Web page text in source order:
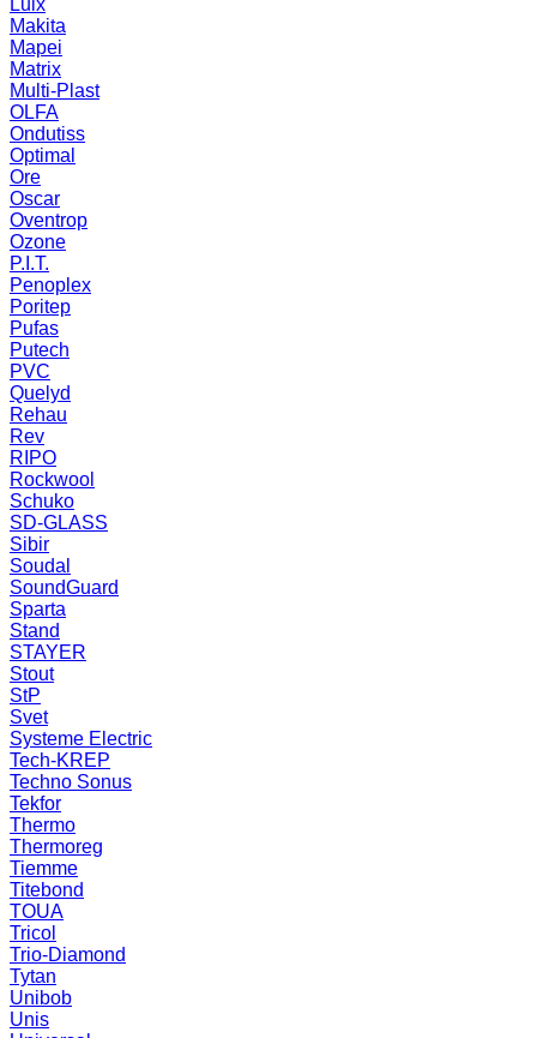
Luix
Makita
Mapei
Matrix
Multi-Plast
OLFA
Ondutiss
Optimal
Ore
Oscar
Oventrop
Ozone
P.I.T.
Penoplex
Poritep
Pufas
Putech
PVC
Quelyd
Rehau
Rev
RIPO
Rockwool
Schuko
SD-GLASS
Sibir
Soudal
SoundGuard
Sparta
Stand
STAYER
Stout
StP
Svet
Systeme Electric
Tech-KREP
Techno Sonus
Tekfor
Thermo
Thermoreg
Tiemme
Titebond
TOUA
Tricol
Trio-Diamond
Tytan
Unibob
Unis